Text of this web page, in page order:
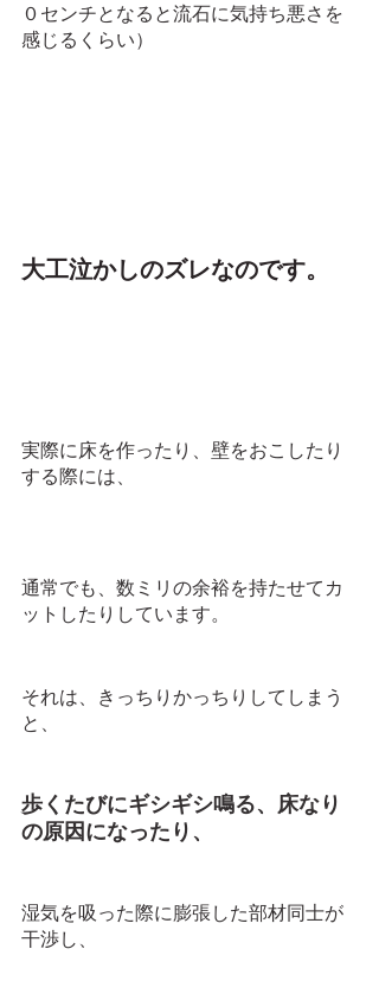
０センチとなると流石に気持ち悪さを
感じるくらい）
大工泣かしのズレなのです。
実際に床を作ったり、壁をおこしたり
する際には、
通常でも、数ミリの余裕を持たせてカ
ットしたりしています。
それは、きっちりかっちりしてしまう
と、
歩くたびにギシギシ鳴る、床なり
の原因になったり、
湿気を吸った際に膨張した部材同士が
干渉し、